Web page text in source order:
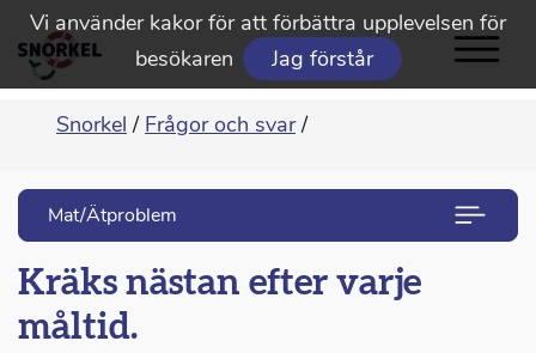
Vi använder kakor för att förbättra upplevelsen för
besökaren
Jag förstår
Snorkel / Frågor och svar /
Mat/Ätproblem
Kräks nästan efter varje
måltid.